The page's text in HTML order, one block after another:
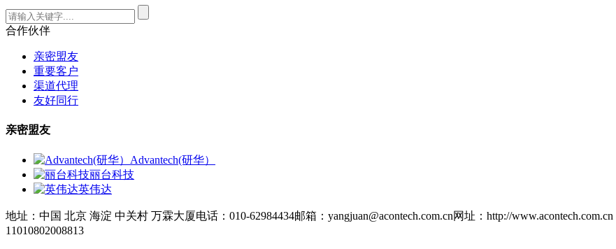
合作伙伴
亲密盟友
重要客户
渠道代理
友好同行
亲密盟友
Advantech(研华）
丽台科技
英伟达
地址：中国 北京 海淀 中关村 万霖大厦电话：010-62984434邮箱：yangjuan@acontech.com.cn网址：http://www.acontech.com.cn
11010802008813